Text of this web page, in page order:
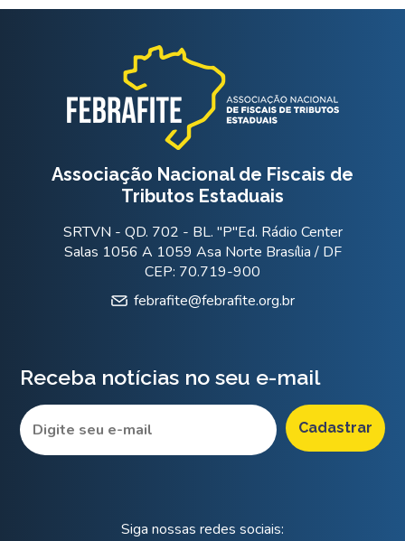
Associação Nacional de Fiscais de
Tributos Estaduais
SRTVN - QD. 702 - BL. "P"Ed. Rádio Center
Salas 1056 A 1059 Asa Norte Brasília / DF
CEP: 70.719-900
febrafite@febrafite.org.br
Receba notícias no seu e-mail
Siga nossas redes sociais: